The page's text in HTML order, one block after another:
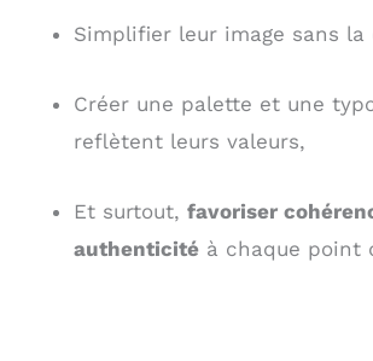
Simplifier leur image sans la
Créer une palette et une
reflètent leurs valeurs,
Et surtout, favoriser
authenticité à chaque point